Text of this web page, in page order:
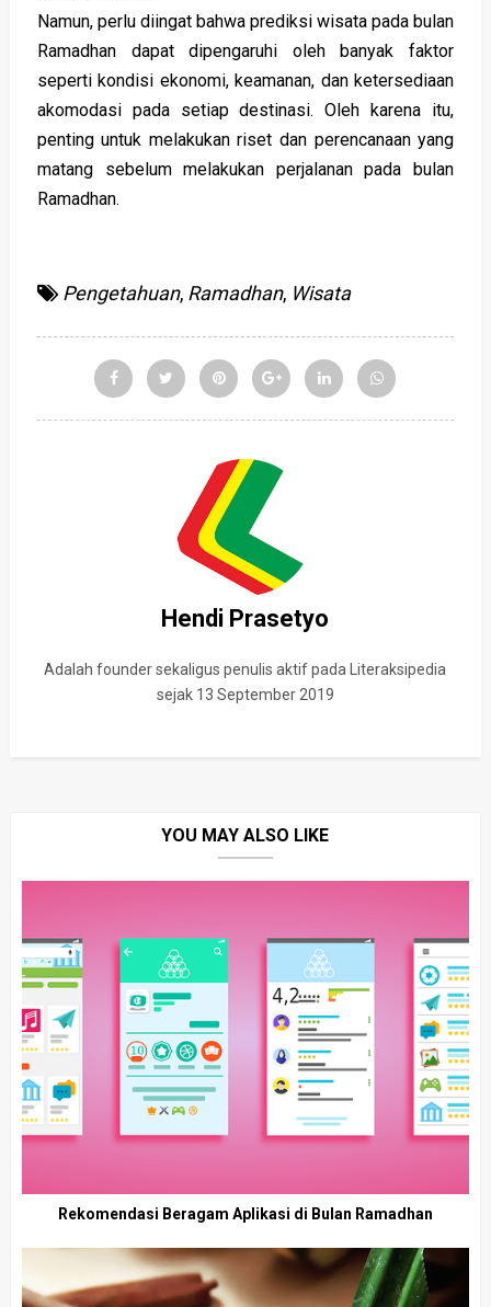
Namun, perlu diingat bahwa prediksi wisata pada bulan
Ramadhan dapat dipengaruhi oleh banyak faktor
seperti kondisi ekonomi, keamanan, dan ketersediaan
akomodasi pada setiap destinasi. Oleh karena itu,
penting untuk melakukan riset dan perencanaan yang
matang sebelum melakukan perjalanan pada bulan
Ramadhan.
Pengetahuan, Ramadhan, Wisata
Hendi Prasetyo
Adalah founder sekaligus penulis aktif pada Literaksipedia
sejak 13 September 2019
YOU MAY ALSO LIKE
Rekomendasi Beragam Aplikasi di Bulan Ramadhan